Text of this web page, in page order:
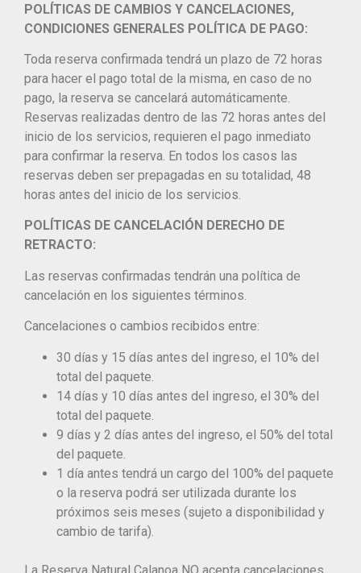
POLÍTICAS DE CAMBIOS Y CANCELACIONES,
CONDICIONES GENERALES POLÍTICA DE PAGO:
Toda reserva confirmada tendrá un plazo de 72 horas
para hacer el pago total de la misma, en caso de no
pago, la reserva se cancelará automáticamente.
Reservas realizadas dentro de las 72 horas antes del
inicio de los servicios, requieren el pago inmediato
para confirmar la reserva. En todos los casos las
reservas deben ser prepagadas en su totalidad, 48
horas antes del inicio de los servicios.
POLÍTICAS DE CANCELACIÓN DERECHO DE
RETRACTO:
Las reservas confirmadas tendrán una política de
cancelación en los siguientes términos.
Cancelaciones o cambios recibidos entre:
30 días y 15 días antes del ingreso, el 10% del
total del paquete.
14 días y 10 días antes del ingreso, el 30% del
total del paquete.
9 días y 2 días antes del ingreso, el 50% del total
del paquete.
1 día antes tendrá un cargo del 100% del paquete
o la reserva podrá ser utilizada durante los
próximos seis meses (sujeto a disponibilidad y
cambio de tarifa).
La Reserva Natural Calanoa NO acepta cancelaciones